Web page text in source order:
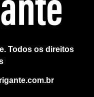
Todos os direitos